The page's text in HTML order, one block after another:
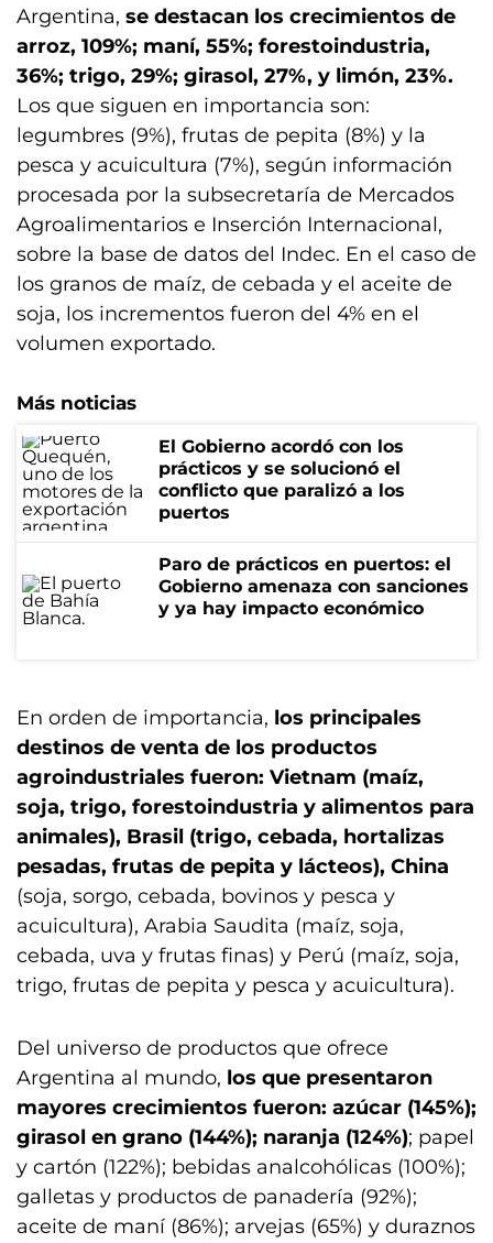
Argentina, se destacan los crecimientos de
arroz, 109%; maní, 55%; forestoindustria,
36%; trigo, 29%; girasol, 27%, y limón, 23%.
Los que siguen en importancia son:
legumbres (9%), frutas de pepita (8%) y la
pesca y acuicultura (7%), según información
procesada por la subsecretaría de Mercados
Agroalimentarios e Inserción Internacional,
sobre la base de datos del Indec. En el caso de
los granos de maíz, de cebada y el aceite de
soja, los incrementos fueron del 4% en el
volumen exportado.
Más noticias
El Gobierno acordó con los
prácticos y se solucionó el
conflicto que paralizó a los
puertos
Paro de prácticos en puertos: el
Gobierno amenaza con sanciones
y ya hay impacto económico
En orden de importancia, los principales
destinos de venta de los productos
agroindustriales fueron: Vietnam (maíz,
soja, trigo, forestoindustria y alimentos para
animales), Brasil (trigo, cebada, hortalizas
pesadas, frutas de pepita y lácteos), China
(soja, sorgo, cebada, bovinos y pesca y
acuicultura), Arabia Saudita (maíz, soja,
cebada, uva y frutas finas) y Perú (maíz, soja,
trigo, frutas de pepita y pesca y acuicultura).
Del universo de productos que ofrece
Argentina al mundo, los que presentaron
mayores crecimientos fueron: azúcar (145%);
girasol en grano (144%); naranja (124%); papel
y cartón (122%); bebidas analcohólicas (100%);
galletas y productos de panadería (92%);
aceite de maní (86%); arvejas (65%) y duraznos